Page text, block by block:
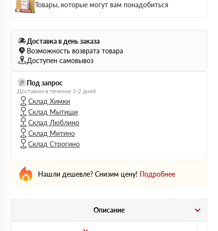
Товары, которые могут вам понадобиться
Доставка в день заказа
Возможность возврата товара
Доступен самовывоз
Под запрос
Доставим в течение 1-2 дней
Склад Химки
Склад Мытищи
Склад Люблино
Склад Митино
Склад Строгино
Нашли дешевле? Снизим цену! Подробнее
Описание